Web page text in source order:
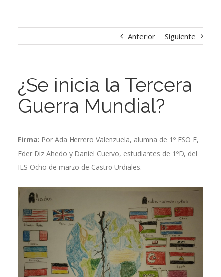
Anterior Siguiente
¿Se inicia la Tercera
Guerra Mundial?
Firma: Por Ada Herrero Valenzuela, alumna de 1º ESO E,
Eder Diz Ahedo y Daniel Cuervo, estudiantes de 1ºD, del
IES Ocho de marzo de Castro Urdiales.
Ver
imagen
más
grande